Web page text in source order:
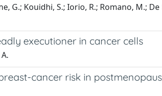
G.; Kouidhi, S.; Iorio, R.; Romano, M.; De
executioner in cancer cells
cancer risk in